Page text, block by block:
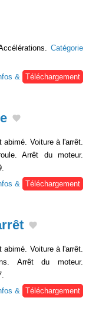
Catégorie
&
Téléchargement
Voiture à l'arrêt.
Arrêt du moteur.
&
Téléchargement
Voiture à l'arrêt.
Arrêt du moteur.
&
Téléchargement